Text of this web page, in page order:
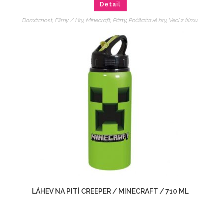
Detail
Domácnost, Filmy / Hry, Minecraft, Párty, Počítačové hry, Veci z filmu
LÁHEV NA PITÍ CREEPER / MINECRAFT / 710 ML